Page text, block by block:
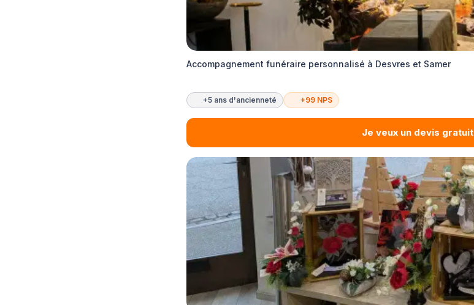
Accompagnement funéraire personnalisé à Desvres et Samer
+5 ans d'ancienneté +99 NPS
Je veux un devis gratuit